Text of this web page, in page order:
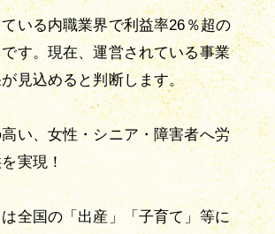
いる内職業界で利益率26％超の
す。現在、運営されている事業
見込めると判断します。
い、女性・シニア・障害者へ労
実現！
全国の「出産」「子育て」等に